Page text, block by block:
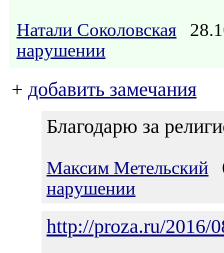
Натали Соколовская
нарушении
+ добавить замечания
Благодарю за
Максим Метельский
нарушении
http://proza.ru/2016/